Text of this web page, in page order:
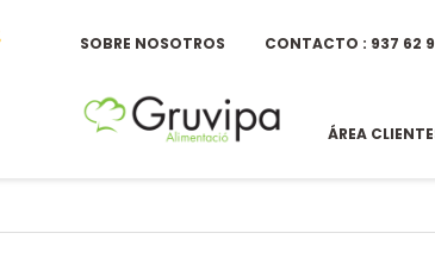
SOBRE NOSOTROS CONTACTO : 937 62
ÁREA